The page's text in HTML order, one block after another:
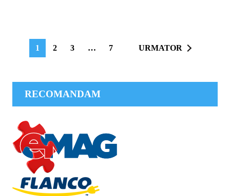
1 2 3 … 7 URMATOR
RECOMANDAM